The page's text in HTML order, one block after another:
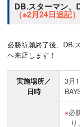
DB.スターマン、
（※2月24日追記）
必勝祈願終了後、DB.
へ来店します！
実施場所／
日時
3月
必